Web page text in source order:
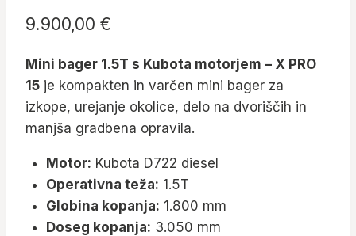
9.900,00 €
Mini bager 1.5T s Kubota motorjem – X PRO
15 je kompakten in varčen mini bager za
izkope, urejanje okolice, delo na dvoriščih in
manjša gradbena opravila.
Motor: Kubota D722 diesel
Operativna teža: 1.5T
Globina kopanja: 1.800 mm
Doseg kopanja: 3.050 mm